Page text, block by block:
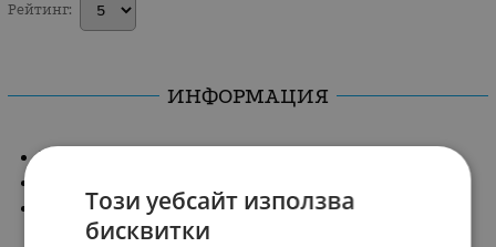
Рейтинг:
ИНФОРМАЦИЯ
Красиво болеро за момиченце.
Предлага се в различни цветове.
Състав: 100 % акрил
Този уебсайт използва
бисквитки